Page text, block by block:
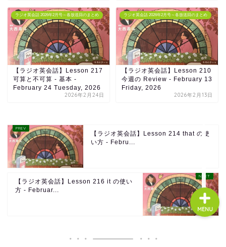
ラジオ英会話 2026年2月号～各放送回のまとめ
【ラジオ英会話】Lesson 217
可算と不可算 - 基本 -
February 24 Tuesday, 2026
2026年2月24日
ラジオ英会話 2026年2月号～各放送回のまとめ
【ラジオ英会話】Lesson 210
今週の Review - February 13
Friday, 2026
2026年2月13日
【ラジオ英会話】Lesson 214 that の使
い方 - Febru...
【ラジオ英会話】Lesson 216 it の使い
方 - Februar...
MENU
About us
コース・料金